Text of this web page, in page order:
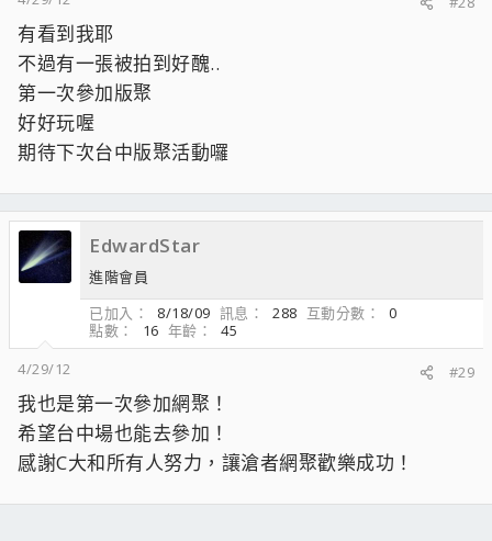
有看到我耶
不過有一張被拍到好醜..
第一次參加版聚
好好玩喔
期待下次台中版聚活動囉
EdwardStar
進階會員
已加入
8/18/09 訊息 288 互動分數
0
點數
16 年齡
45
4/29/12
#29
我也是第一次參加網聚！
希望台中場也能去參加！
感謝C大和所有人努力，讓滄者網聚歡樂成功！